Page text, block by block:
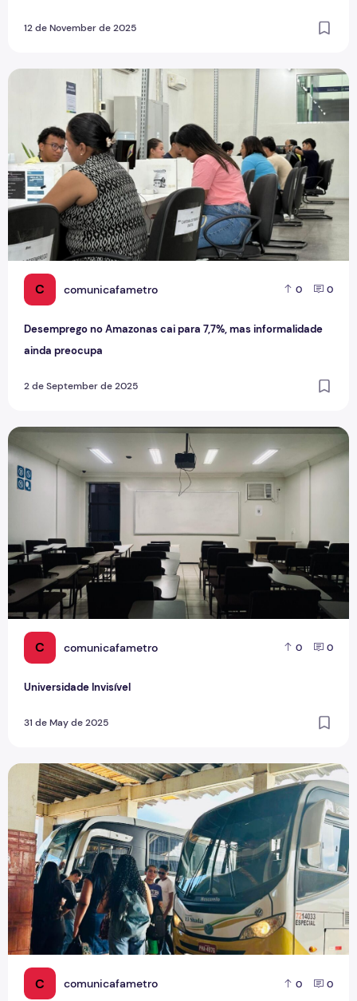
12 de November de 2025
C comunicafametro 0 0
Desemprego no Amazonas cai para 7,7%, mas informalidade
ainda preocupa
2 de September de 2025
Desemprego no Amazonas cai para 7,7%, mas
C comunicafametro 0 0
Universidade Invisível
31 de May de 2025
Universidade Invisível
C comunicafametro 0 0
Entre dois mundos: a realidade dos universitários de